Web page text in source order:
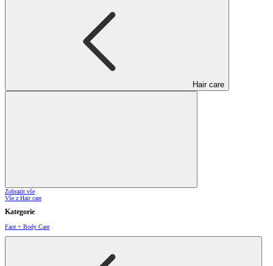
Hair care
Zobrazit vše
Vše z Hair care
Kategorie
Face + Body Care